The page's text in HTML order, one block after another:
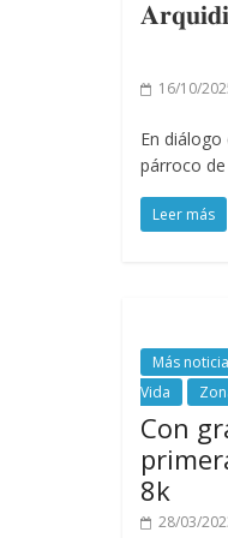
16/10/
En
párroco de
Leer más
Más
Vida
Con
8k
28/03/